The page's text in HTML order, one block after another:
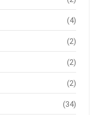
(4)
(2)
(2)
(2)
(34)